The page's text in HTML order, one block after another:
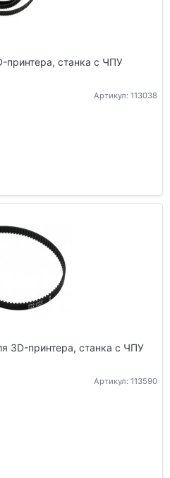
станка с ЧПУ
Артикул: 113038
3D-принтера, станка с ЧПУ
Артикул: 113590